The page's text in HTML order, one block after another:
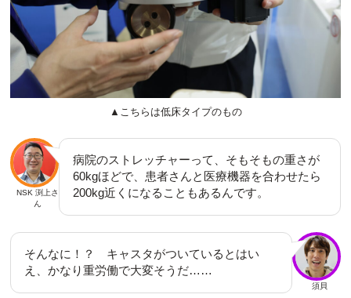
▲こちらは低床タイプのもの
NSK 渕上さ
ん
病院のストレッチャーって、そもそもの重さが
60kgほどで、患者さんと医療機器を合わせたら
200kg近くになることもあるんです。
須貝
そんなに！？ キャスタがついているとはい
え、かなり重労働で大変そうだ……